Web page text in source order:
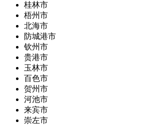
桂林市
梧州市
北海市
防城港市
钦州市
贵港市
玉林市
百色市
贺州市
河池市
来宾市
崇左市